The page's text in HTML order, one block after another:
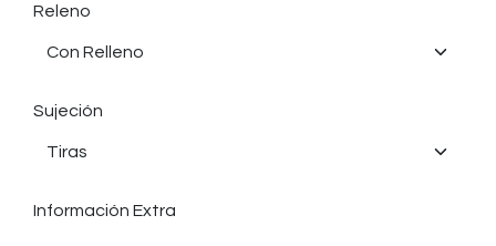
Releno
Sujeción
Información Extra